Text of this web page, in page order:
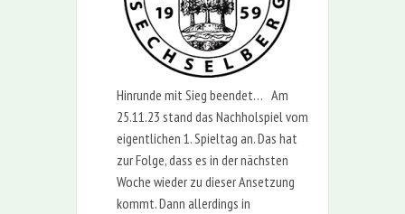
Hinrunde mit Sieg beendet… Am
25.11.23 stand das Nachholspiel vom
eigentlichen 1. Spieltag an. Das hat
zur Folge, dass es in der nächsten
Woche wieder zu dieser Ansetzung
kommt. Dann allerdings in